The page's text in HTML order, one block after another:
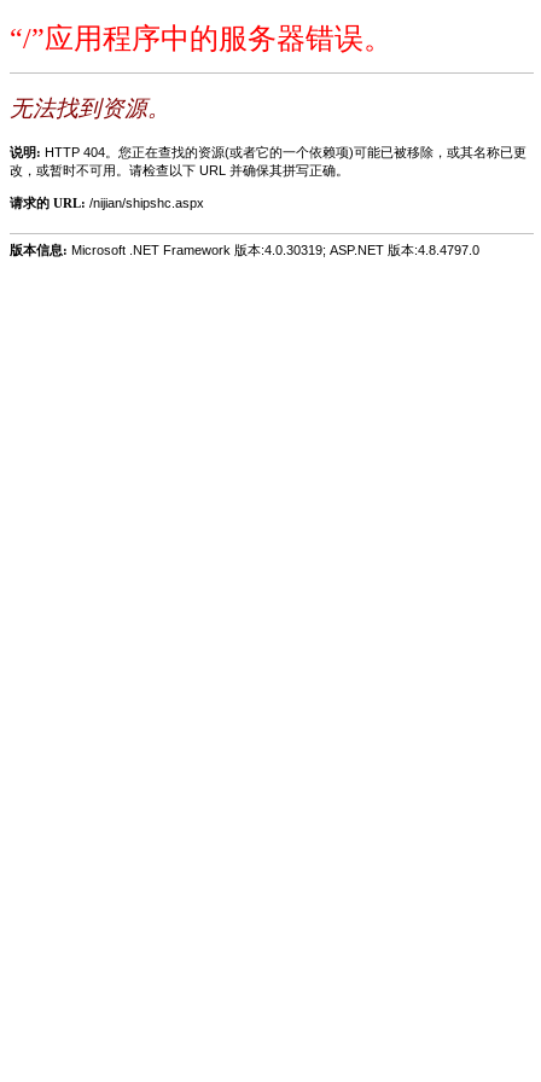
“/”应用程序中的服务器错误。
无法找到资源。
说明: HTTP 404。您正在查找的资源(或者它的一个依赖项)可能已被移除，或其名称已更
改，或暂时不可用。请检查以下 URL 并确保其拼写正确。
请求的 URL: /nijian/shipshc.aspx
版本信息: Microsoft .NET Framework 版本:4.0.30319; ASP.NET 版本:4.8.4797.0